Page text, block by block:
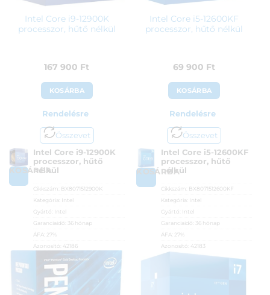
Intel Core i9-12900K
processzor, hűtő nélkül
167 900 Ft
KOSÁRBA
Rendelésre
Összevet
KOSÁRBA
Intel Core i9-12900K
processzor, hűtő
nélkül
Cikkszám: BX8071512900K
Kategória: Intel
Gyártó: Intel
Garanciaidő:
36 hónap
ÁFA:
27%
Azonosító: 42186
167 900Ft
Intel Core i5-12600KF
processzor, hűtő nélkül
69 900 Ft
KOSÁRBA
Rendelésre
Összevet
KOSÁRBA
Intel Core i5-12600KF
processzor, hűtő
nélkül
Cikkszám: BX8071512600KF
Kategória: Intel
Gyártó: Intel
Garanciaidő:
36 hónap
ÁFA:
27%
Azonosító: 42183